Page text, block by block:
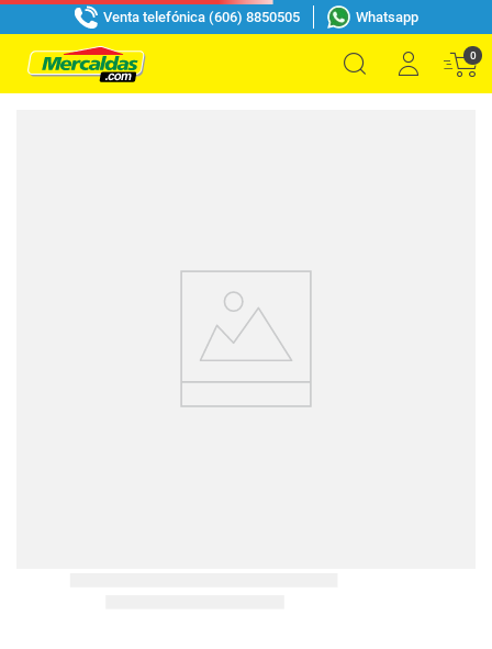
Venta telefónica (606) 8850505 Whatsapp
0